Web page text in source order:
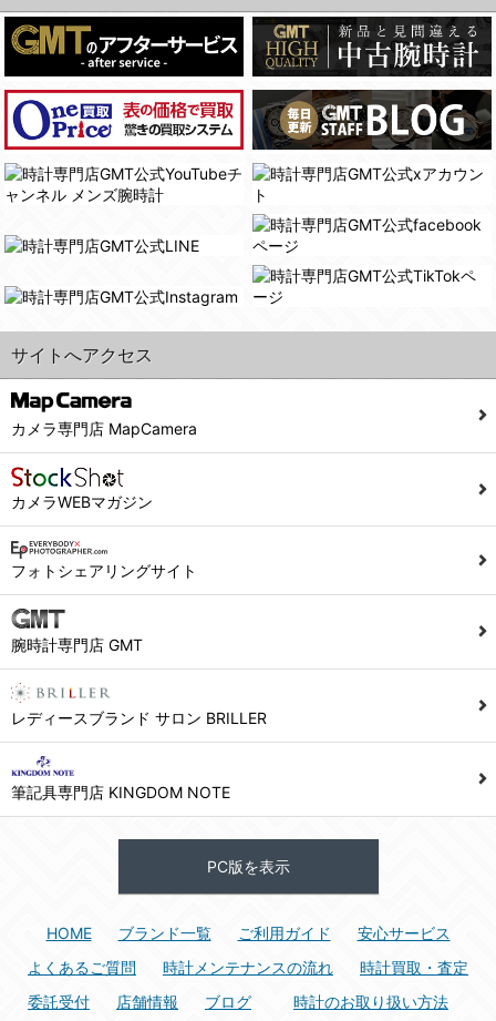
(4)国の機関若しくは地方公共団体又はその委託を受けた者が法令の定める事務を遂行することに対して協力する必要がある場合であって、本人の同意を得ることにより当該事務の遂行に支障を及ぼすおそれがあるとき。
(5)業務を円滑に進めるために、外部業者に個人データの一部又は全部の処理を委託する場合（ただし、委託する場合は委託した個人データの安全管理が図られるように、委託先に対する必要かつ適切な監督を行ないます）。
４．ご提供の任意性
当社への個人情報の提供はお客様の任意ですが、必要な個人情報をご提供いただけない場合、当社のサービス等が利用できない場合がありますのでご了承下さい。
５．ご本人が容易に知覚できない方法による個人情報の取得
また利用者の統計的分析のため、または掲載された広告にクッキーを使用する場合があります。
シュッピン株式会社 個人情報相談窓口
Mail：privacy@syuppin.com (受付)
(2) ユーザーから寄せられた情報を、ユーザーの個人情報を表示せずに開示する場合。
(3) ユーザーが個人情報の開示について同意している場合。
(4) 法令により開示が求められた場合。
(5) 弊社で取り扱う商品またはサービスに関する案内や情報提供（郵便、電子メール等によるダイレクトメールなど）を行なう場合。
(6) 弊社が利用目的を示してユーザーから取得した情報を、その利用目的の範囲内で利用する場合。
6. 情報の提供
1)弊社は、各ユーザーに対し、当該ユーザーの購入商品の情報、及び弊社の特価商品の情報等、ユーザーに有益かつ便利な情報を提供するものとし、ユーザーはこれに同意するものとします。
フォームにて入力されたメールアドレスに、本サイトのお知らせをメールにてお送りさせていただきます。
本サイト会員のお客様は
※設定変更前にログインする必要があります。
メールマガジン会員のお客様はこちら
7. ユーザーの義務
(1) 他のユーザー、第三者もしくは弊社の著作権又はその他の権利を侵害する行為、及び侵害する恐れのある行為。
(6) 犯罪的行為、または犯罪的行為に結びつく行為、もしくはその恐れのある行為。
(9) 弊社の企業活動の運営を妨げるような行為、誹謗するような行為。
(12) その他、法令に違反または違反する恐れのある行為。
(13) その他、弊社が不適切と判断する行為。
2) ユーザーは、本サイト及び本サービスの利用により、弊社または第三者が損害を被ったときは、かかる損害を賠償するものとします。
サイトへアクセス
カメラ専門店 MapCamera
カメラWEBマガジン
フォトシェアリングサイト
腕時計専門店 GMT
レディースブランド サロン BRILLER
筆記具専門店 KINGDOM NOTE
PC版を表示
HOME ブランド一覧 ご利用ガイド
安心サービス
よくあるご質問
時計メンテナンスの流れ
時計買取・査定
委託受付
店舗情報 ブログ 時計のお取り扱い方法